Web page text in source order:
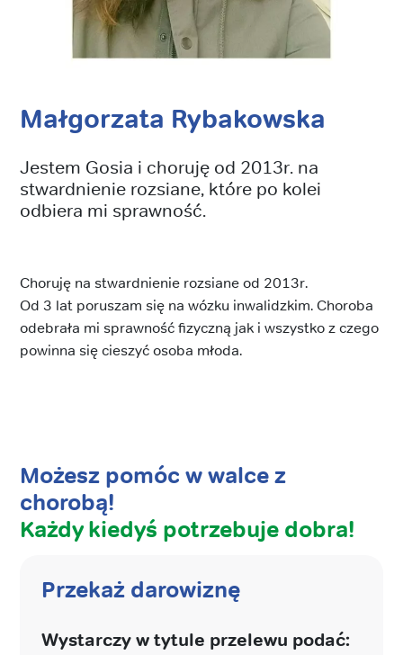
Małgorzata Rybakowska
Jestem Gosia i choruję od 2013r. na
stwardnienie rozsiane, które po kolei
odbiera mi sprawność.
Choruję na stwardnienie rozsiane od 2013r.
Od 3 lat poruszam się na wózku inwalidzkim. Choroba
odebrała mi sprawność fizyczną jak i wszystko z czego
powinna się cieszyć osoba młoda.
Możesz pomóc w walce z
chorobą!
Każdy kiedyś potrzebuje dobra!
Przekaż darowiznę
Wystarczy w tytule przelewu podać: